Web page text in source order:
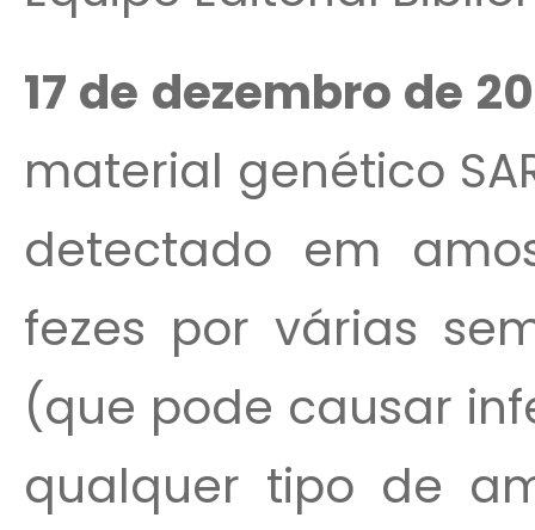
17 de dezembro de
material genético
detectado em
fezes por várias
(que pode causar
qualquer tipo de